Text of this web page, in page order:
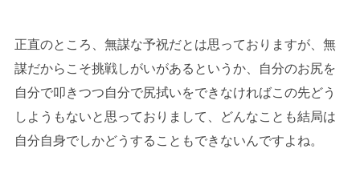
正直のところ、無謀な予祝だとは思っておりますが、無
謀だからこそ挑戦しがいがあるというか、自分のお尻を
自分で叩きつつ自分で尻拭いをできなければこの先どう
しようもないと思っておりまして、どんなことも結局は
自分自身でしかどうすることもできないんですよね。